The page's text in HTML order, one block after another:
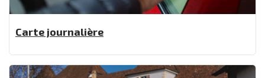
Carte journalière